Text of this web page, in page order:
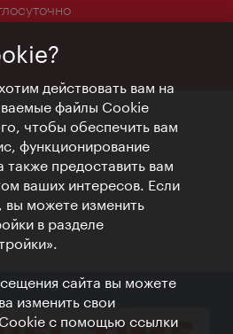
действовать вам на
файлы Cookie
чтобы обеспечить вам
функционирование
также предоставить вам
ваших интересов. Если
вы можете изменить
в разделе
сайта вы можете
изменить свои
с помощью ссылки